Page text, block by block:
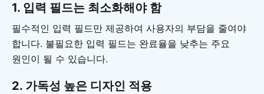
1. 입력 필드는 최소화해야 함
필수적인 입력 필드만 제공하여 사용자의 부담을 줄여야
합니다. 불필요한 입력 필드는 완료율을 낮추는 주요
원인이 될 수 있습니다.
2. 가독성 높은 디자인 적용